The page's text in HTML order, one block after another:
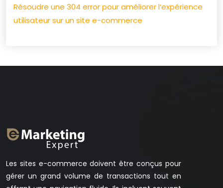
Résoudre une 304 error pour améliorer l’expérience
utilisateur sur un site e-commerce
Les sites e-commerce doivent être conçus pour
gérer un grand volume de transactions tout en